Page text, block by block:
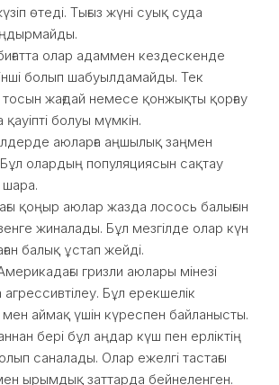
өтеді. Тығыз жүні суық суда
олар адаммен кездескенде
болып шабуылдамайды. Тек
жағдай немесе қонжықты қорғау
қауіпті болуы мүмкін.
аюларға аңшылық заңмен
Бұл олардың популяциясын сақтау
шара.
қоңыр аюлар жазда лосось балығын
жиналады. Бұл мезгілде олар күн
балық ұстап жейді.
гризли аюлары мінезі
агрессивтілеу. Бұл ерекшелік
аймақ үшін күреспен байланысты.
бері бұл аңдар күш пен ерліктің
саналады. Олар ежелгі тастағы
ырымдық заттарда бейнеленген.